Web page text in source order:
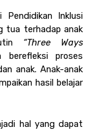
Pendidikan Inklusi
tua terhadap anak
“Three Ways
proses
anak. Anak-anak
hasil belajar
hal yang dapat